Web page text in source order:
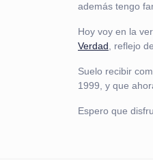
además tengo
Hoy voy en la
Verdad, reflejo
Suelo recibir
1999, y que
Espero que